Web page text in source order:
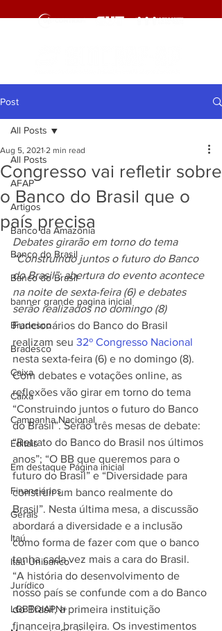
Post
All Posts
AFAP
Artigos
Banco da Amazônia
Banco do Brasil
Banco do Brasil
banner grande pagina inicial
Bradesco
Bradesco
Caixa
Caixa
Campanha Nacional
Editais
Em destaque Página inicial
Financiários
Gerais
Itaú
Itaú Unibanco
Jurídico
LGBTQIAPN+
All Posts
Congresso vai refletir sobre
o Banco do Brasil que o
país precisa
Aug 5, 2021 2 min read
Debates girarão em torno do tema
“Construindo juntos o futuro do Banco
do Brasil”; abertura do evento acontece
na noite de sexta-feira (6) e debates
serão realizados no domingo (8)
Funcionários do Banco do Brasil
realizam seu 32º Congresso Nacional
nesta sexta-feira (6) e no domingo (8).
Com debates e votações online, as
reflexões vão girar em torno do tema
“Construindo juntos o futuro do Banco
do Brasil”. Serão três mesas de debate:
“Retrato do Banco do Brasil nos últimos
anos”; “O BB que queremos para o
futuro do Brasil” e “Diversidade para
construir um banco realmente do
Brasil”. Nesta última mesa, a discussão
abordará a diversidade e a inclusão
como forma de fazer com que o banco
tenha cada vez mais a cara do Brasil.
“A história do desenvolvimento de
nosso país se confunde com a do Banco
do Brasil, a primeira instituição
financeira brasileira. Os investimentos